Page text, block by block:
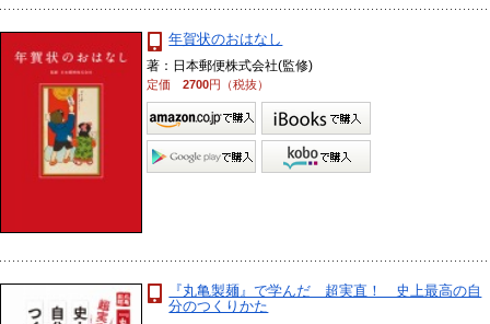
年賀状のおはなし
著：日本郵便株式会社(監修)
定価2700円（税抜）
『丸亀製麺』で学んだ 超実直！ 史上最高の自
分のつくりかた